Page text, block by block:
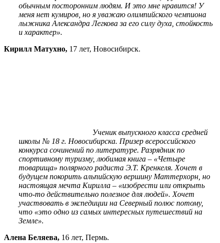
обычным посторонним людям. И это мне нравится! У
меня нет кумиров, но я уважаю олимпийского чемпиона
лыжника Александра Легкова за его силу духа, стойкость
и характер».
Кирилл Матухно, 17 лет, Новосибирск.
Ученик выпускного класса средней
школы № 18 г. Новосибирска. Призер всероссийского
конкурса сочинений по литературе. Разрядник по
спортивному туризму, любимая книга – «Четыре
товарища» полярного радиста Э.Т. Кренкеля. Хочет в
будущем покорить альпийскую вершину Маттерхорн, но
настоящая мечта Кирилла – «изобрести или открыть
что-то действительно полезное для людей». Хочет
участвовать в экспедиции на Северный полюс потому,
что «это одно из самых интересных путешествий на
Земле».
Алена Беляева, 16 лет, Пермь.